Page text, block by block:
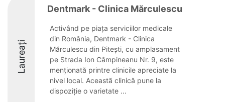
Laureați
Dentmark - Clinica Mărculescu
Activând pe piața serviciilor medicale
din România, Dentmark - Clinica
Mărculescu din Pitești, cu amplasament
pe Strada Ion Câmpineanu Nr. 9, este
menționată printre clinicile apreciate la
nivel local. Această clinică pune la
dispoziție o varietate ...